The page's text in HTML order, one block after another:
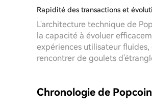
Rapidité des transactions et
L'architecture technique de
la capacité à évoluer
expériences utilisateur
rencontrer de goulets
Chronologie de